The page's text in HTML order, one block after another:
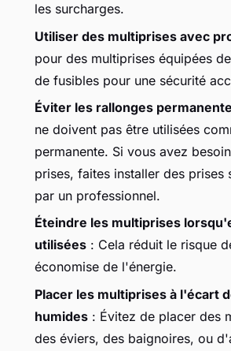
les surcharges.
Utiliser des multiprises avec
pour des multiprises équipées
de fusibles pour une sécurité
Éviter les rallonges
ne doivent pas être utilisées
permanente. Si vous avez
prises, faites installer des prises
par un professionnel.
Éteindre les multiprises
utilisées : Cela réduit le risque
économise de l'énergie.
Placer les multiprises à l'écart
humides : Évitez de placer des
des éviers, des baignoires, ou